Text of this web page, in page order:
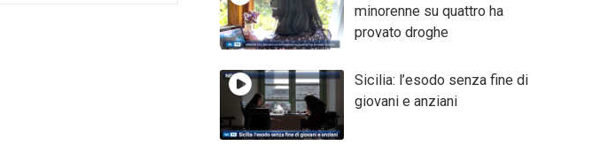
minorenne su quattro ha
provato droghe
Sicilia: l’esodo senza fine di
giovani e anziani